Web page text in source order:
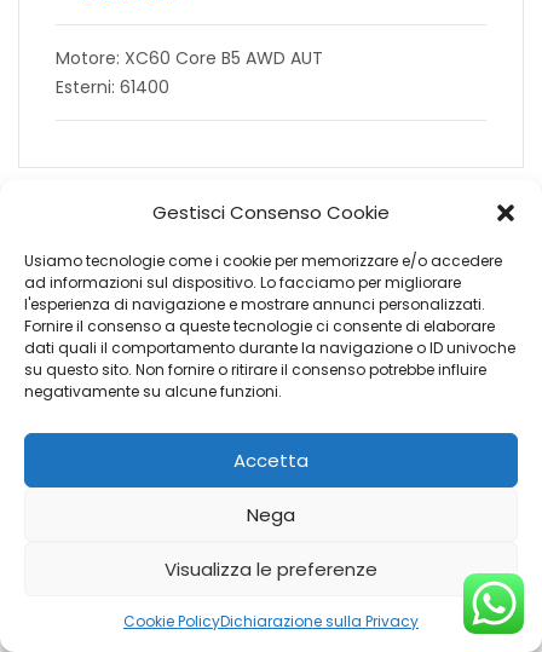
Gestisci Consenso Cookie
Usiamo tecnologie come i cookie per memorizzare e/o accedere
ad informazioni sul dispositivo. Lo facciamo per migliorare
l'esperienza di navigazione e mostrare annunci personalizzati.
Fornire il consenso a queste tecnologie ci consente di elaborare
dati quali il comportamento durante la navigazione o ID univoche
su questo sito. Non fornire o ritirare il consenso potrebbe influire
negativamente su alcune funzioni.
Accetta
Nega
Visualizza le preferenze
Cookie PolicyDichiarazione sulla Privacy
Motore: XC60 Core B5 AWD AUT
Esterni: 61400
XC60 CORE B5 AWD AUT